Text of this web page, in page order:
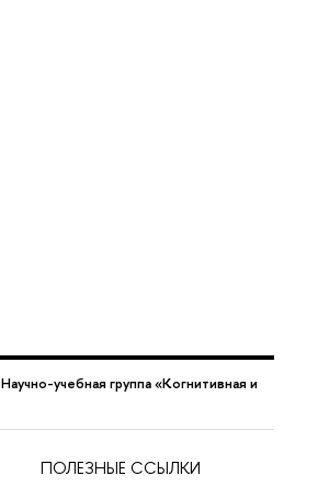
Научно-учебная группа «Когнитивная и
ПОЛЕЗНЫЕ ССЫЛКИ